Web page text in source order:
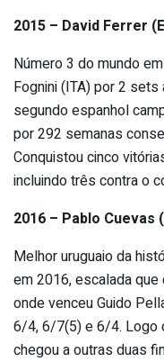
2015 – David Ferrer
Número 3 do mundo
Fognini (ITA) por 2
segundo espanhol
por 292 semanas
Conquistou cinco
incluindo três contra o
2016 – Pablo Cuevas
Melhor uruguaio da
em 2016, escalada
onde venceu Guido
6/4, 6/7(5) e 6/4. Logo
chegou a outras duas